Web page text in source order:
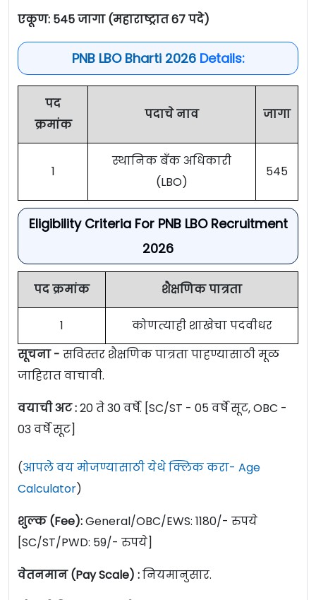
एकूण: 545 जागा (महाराष्ट्रात 67 पदे)
PNB LBO Bharti 2026Details:
पद
क्रमांक
पदाचे नाव जागा
1
स्थानिक बँक अधिकारी
(LBO)
545
Eligibility Criteria For PNB LBO Recruitment
2026
पद क्रमांक शैक्षणिक पात्रता
1
कोणत्याही शाखेचा पदवीधर
सूचना - सविस्तर शैक्षणिक पात्रता पाहण्यासाठी मूळ
जाहिरात वाचावी.
वयाची अट :20 ते 30 वर्षे. [SC/ST - 05 वर्षे सूट, OBC -
03 वर्षे सूट]
(आपले वय मोजण्यासाठी येथे क्लिक करा- Age
Calculator)
शुल्क (Fee):General/OBC/EWS: 1180/- रुपये
[SC/ST/PWD: 59/- रुपये]
वेतनमान (Pay Scale) :नियमानुसार.